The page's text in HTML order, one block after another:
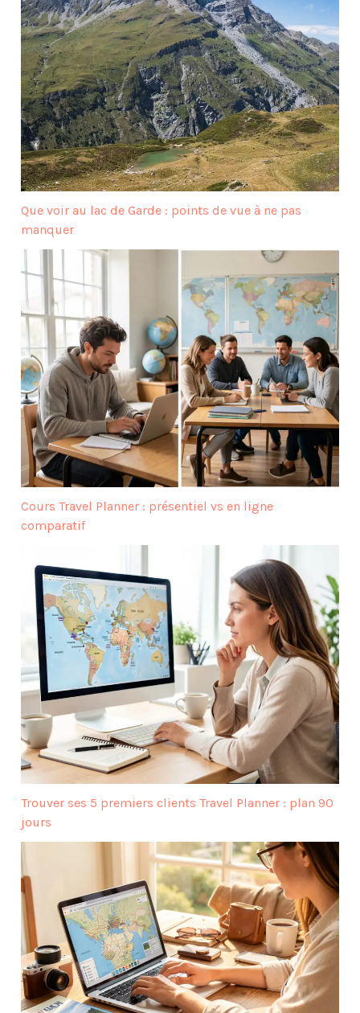
Que voir au lac de Garde : points de vue à ne pas
manquer
Cours Travel Planner : présentiel vs en ligne
comparatif
Trouver ses 5 premiers clients Travel Planner : plan 90
jours